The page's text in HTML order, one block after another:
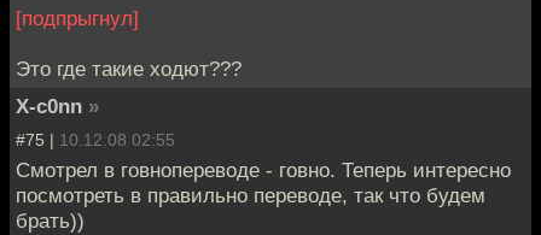
[подпрыгнул]
Это где такие ходют???
X-c0nn »
#75 | 10.12.08 02:55
Смотрел в говнопереводе - говно. Теперь интересно
посмотреть в правильно переводе, так что будем
брать))